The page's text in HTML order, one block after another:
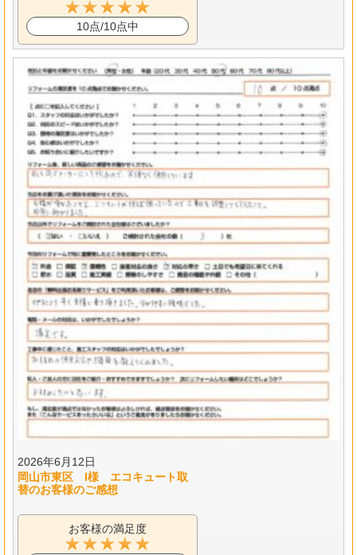
10点/10点中
2026年6月12日
岡山市東区 I様 エコキュート取
替のお客様のご感想
お客様の満足度